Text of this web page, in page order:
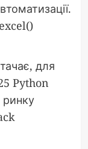
для
Python